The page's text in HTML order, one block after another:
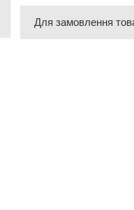
Для замовлення